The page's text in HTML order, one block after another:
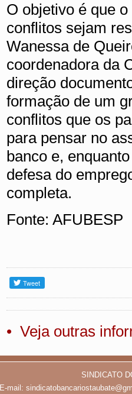
O objetivo é que
conflitos sejam
Wanessa de
coordenadora da
direção
formação de um
conflitos que os
para pensar no
banco e,
defesa do
completa.
Fonte: AFUBESP
• Veja outras
SINDICATO
E-mail: